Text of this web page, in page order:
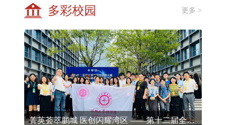
多彩校园 更多 >
菁英荟萃鹏城 医创闪耀湾区 ——第十二届全国大学生医学创新大赛复赛在深圳大学举办